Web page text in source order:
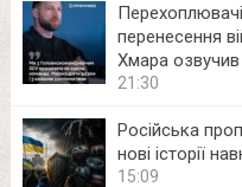
перенесення
Хмара озвучив
21:30
Російська
нові історії
15:09